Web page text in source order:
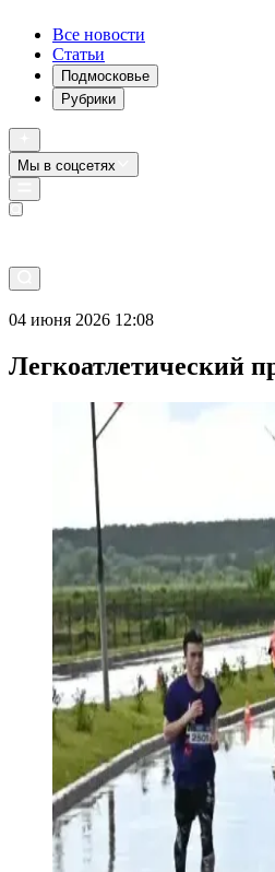
Все новости
Статьи
Подмосковье
Рубрики
Мы в соцсетях
04 июня 2026 12:08
Легкоатлетический